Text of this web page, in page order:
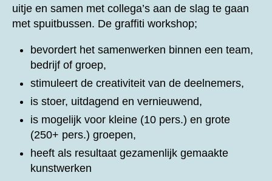
uitje en samen met collega’s aan de slag te gaan
met spuitbussen. De graffiti workshop;
bevordert het samenwerken binnen een team,
bedrijf of groep,
stimuleert de creativiteit van de deelnemers,
is stoer, uitdagend en vernieuwend,
is mogelijk voor kleine (10 pers.) en grote
(250+ pers.) groepen,
heeft als resultaat gezamenlijk gemaakte
kunstwerken